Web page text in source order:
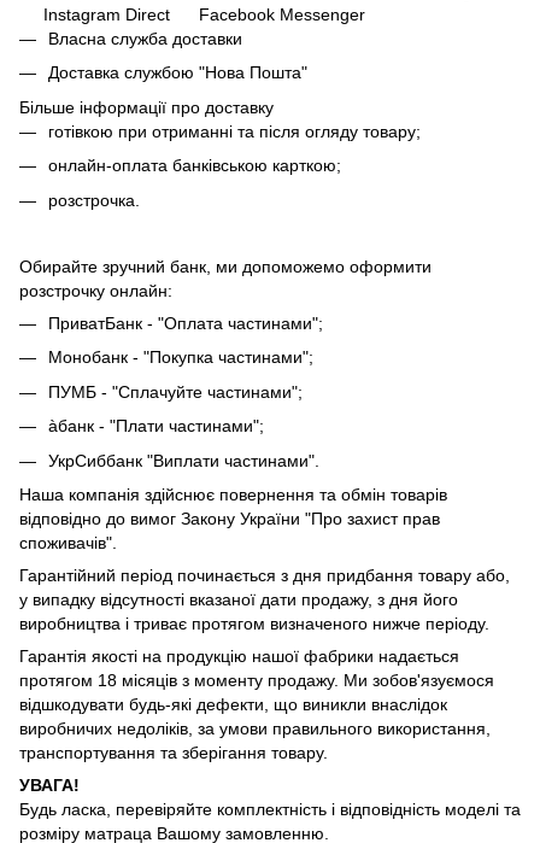
Instagram Direct
Facebook Messenger
Власна служба доставки
Доставка службою "Нова Пошта"
Більше інформації про доставку
готівкою при отриманні та після огляду товару;
онлайн-оплата банківською карткою;
розстрочка.
Обирайте зручний банк, ми допоможемо оформити
розстрочку онлайн:
ПриватБанк - "Оплата частинами";
Монобанк - "Покупка частинами";
ПУМБ - "Сплачуйте частинами";
àбанк - "Плати частинами";
УкрСиббанк "Виплати частинами".
Наша компанія здійснює повернення та обмін товарів
відповідно до вимог Закону України "Про захист прав
споживачів".
Гарантійний період починається з дня придбання товару або,
у випадку відсутності вказаної дати продажу, з дня його
виробництва і триває протягом визначеного нижче періоду.
Гарантія якості на продукцію нашої фабрики надається
протягом 18 місяців з моменту продажу. Ми зобов'язуємося
відшкодувати будь-які дефекти, що виникли внаслідок
виробничих недоліків, за умови правильного використання,
транспортування та зберігання товару.
УВАГА!
Будь ласка, перевіряйте комплектність і відповідність моделі та
розміру матраца Вашому замовленню.